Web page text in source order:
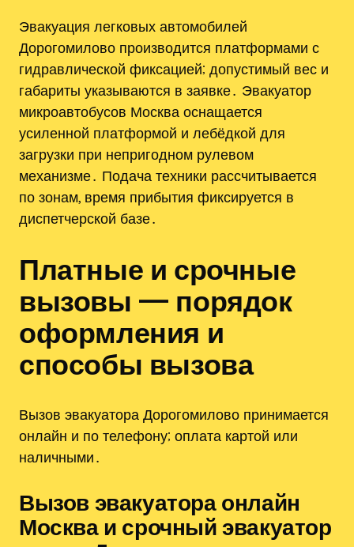
Эвакуация легковых автомобилей
Дорогомилово производится платформами с
гидравлической фиксацией; допустимый вес и
габариты указываются в заявке․ Эвакуатор
микроавтобусов Москва оснащается
усиленной платформой и лебёдкой для
загрузки при непригодном рулевом
механизме․ Подача техники рассчитывается
по зонам, время прибытия фиксируется в
диспетчерской базе․
Платные и срочные
вызовы — порядок
оформления и
способы вызова
Вызов эвакуатора Дорогомилово принимается
онлайн и по телефону; оплата картой или
наличными․
Вызов эвакуатора онлайн
Москва и срочный эвакуатор